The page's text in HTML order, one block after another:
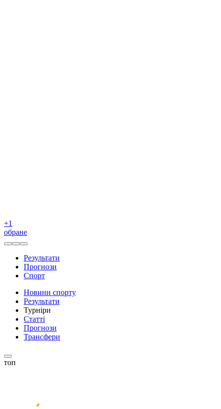
+1
обране
Результати
Прогнози
Спорт
Новини спорту
Результати
Турніри
Статті
Прогнози
Трансфери
топ